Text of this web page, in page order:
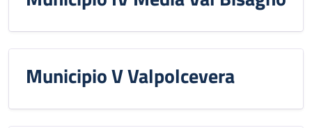
Municipio V Valpolcevera